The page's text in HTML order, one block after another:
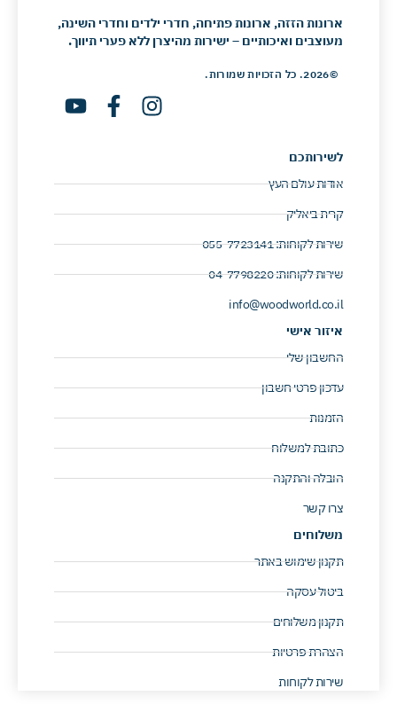
ארונות הזזה, ארונות פתיחה, חדרי ילדים וחדרי השינה,
מעוצבים ואיכותיים – ישירות מהיצרן ללא פערי תיווך.
©2026. כל הזכויות שמורות.
לשירותכם
אודות עולם העץ
קרית ביאליק
שירות לקוחות: 055-7723141 ​
שירות לקוחות: 04-7798220 ​
info@woodworld.co.il
איזור אישי
החשבון שלי
עדכון פרטי חשבון
הזמנות
כתובת למשלוח
הובלה והתקנה
צרו קשר
משלוחים
תקנון שימוש באתר
ביטול עסקה
תקנון משלוחים
הצהרת פרטיות
שירות לקוחות